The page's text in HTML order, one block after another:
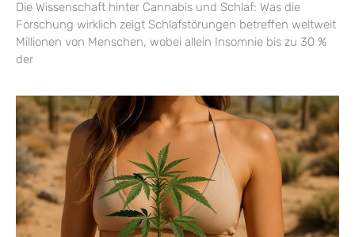
Die Wissenschaft hinter Cannabis und Schlaf: Was die
Forschung wirklich zeigt Schlafstörungen betreffen weltweit
Millionen von Menschen, wobei allein Insomnie bis zu 30 %
der